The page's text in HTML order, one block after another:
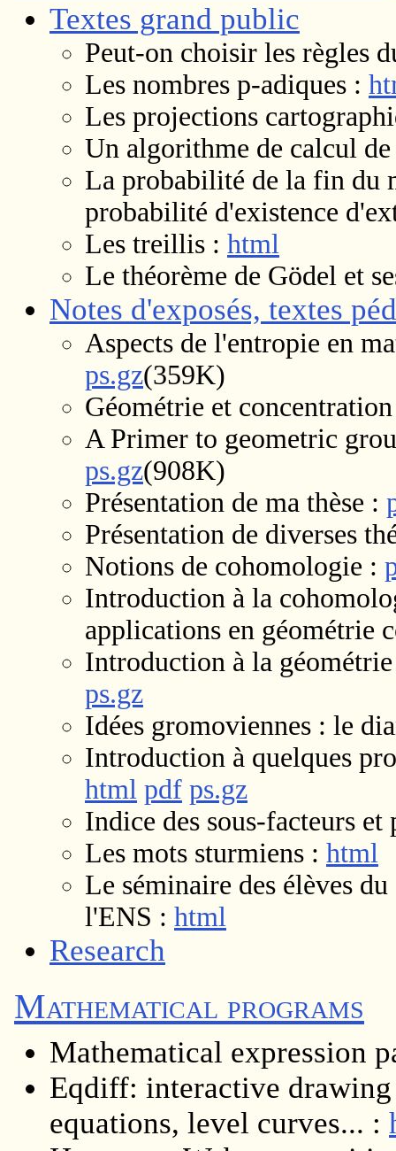
Textes grand public
Peut-on choisir les règles
Les nombres p-adiques :
Les projections
Un algorithme de calcul
La probabilité de la fin du
probabilité d'existence
Les treillis : html
Le théorème de Gödel et
Notes d'exposés, textes
Aspects de l'entropie en
ps.gz(359K)
Géométrie et
A Primer to geometric
ps.gz(908K)
Présentation de ma thèse :
Présentation de diverses
Notions de cohomologie :
Introduction à la
applications en géométrie
Introduction à la
ps.gz
Idées gromoviennes : le
Introduction à quelques
html pdf ps.gz
Indice des sous-facteurs
Les mots sturmiens : html
Le séminaire des élèves
l'ENS : html
Research
Mathematical programs
Mathematical expression
Eqdiff: interactive
equations, level curves... :